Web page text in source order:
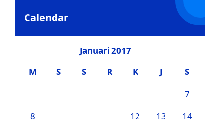
Calendar
Januari 2017
M
S S R K J
S
7
8
12 13
14